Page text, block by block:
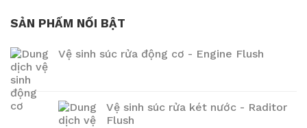
SẢN PHẨM NỔI BẬT
Vệ sinh súc rửa động cơ - Engine Flush
Vệ sinh súc rửa két nước - Raditor
Flush